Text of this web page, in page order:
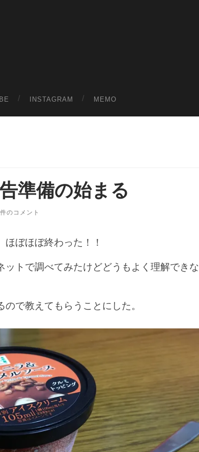
INSTAGRAM MEMO
準備の始まる
のコメント
ぼほぼ終わった！！
ットで調べてみたけどどうもよく理解できな
で教えてもらうことにした。